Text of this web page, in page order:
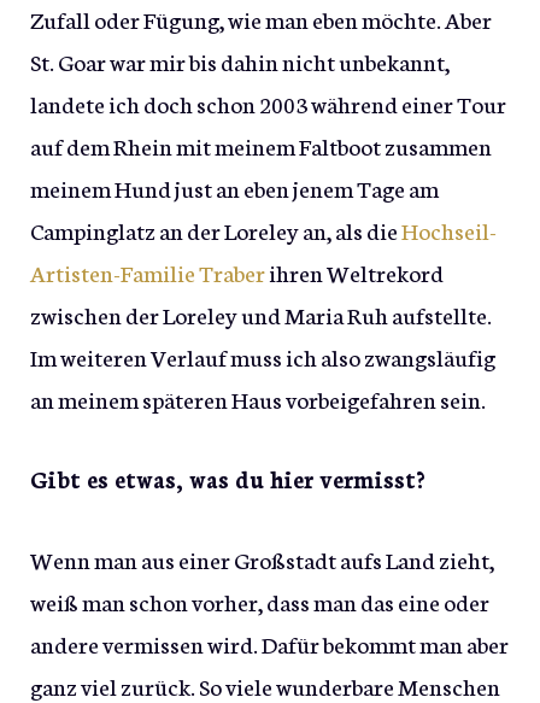
Zufall oder Fügung, wie man eben möchte. Aber
St. Goar war mir bis dahin nicht unbekannt,
landete ich doch schon 2003 während einer Tour
auf dem Rhein mit meinem Faltboot zusammen
meinem Hund just an eben jenem Tage am
Campinglatz an der Loreley an, als dieHochseil-
Artisten-Familie Traberihren Weltrekord
zwischen der Loreley und Maria Ruh aufstellte.
Im weiteren Verlauf muss ich also zwangsläufig
an meinem späteren Haus vorbeigefahren sein.
Gibt es etwas, was du hier vermisst?
Wenn man aus einer Großstadt aufs Land zieht,
weiß man schon vorher, dass man das eine oder
andere vermissen wird. Dafür bekommt man aber
ganz viel zurück. So viele wunderbare Menschen